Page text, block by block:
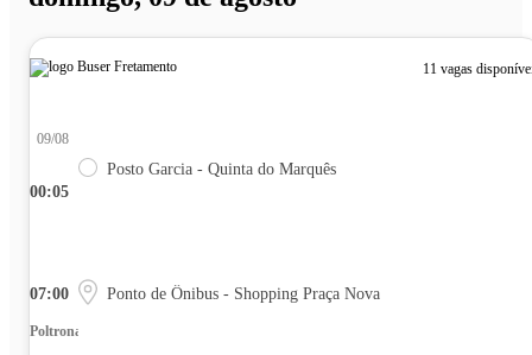
11 vagas
00:05
09/08
Posto Garcia - Quinta do Marquês
07:00 Ponto de Ônibus - Shopping Praça Nova
Poltrona